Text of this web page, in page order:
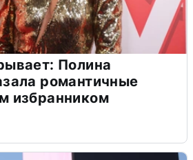
Полина
романтичные
избранником